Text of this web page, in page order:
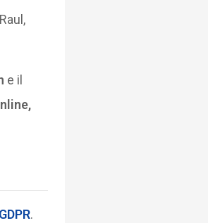
e il
GDPR.